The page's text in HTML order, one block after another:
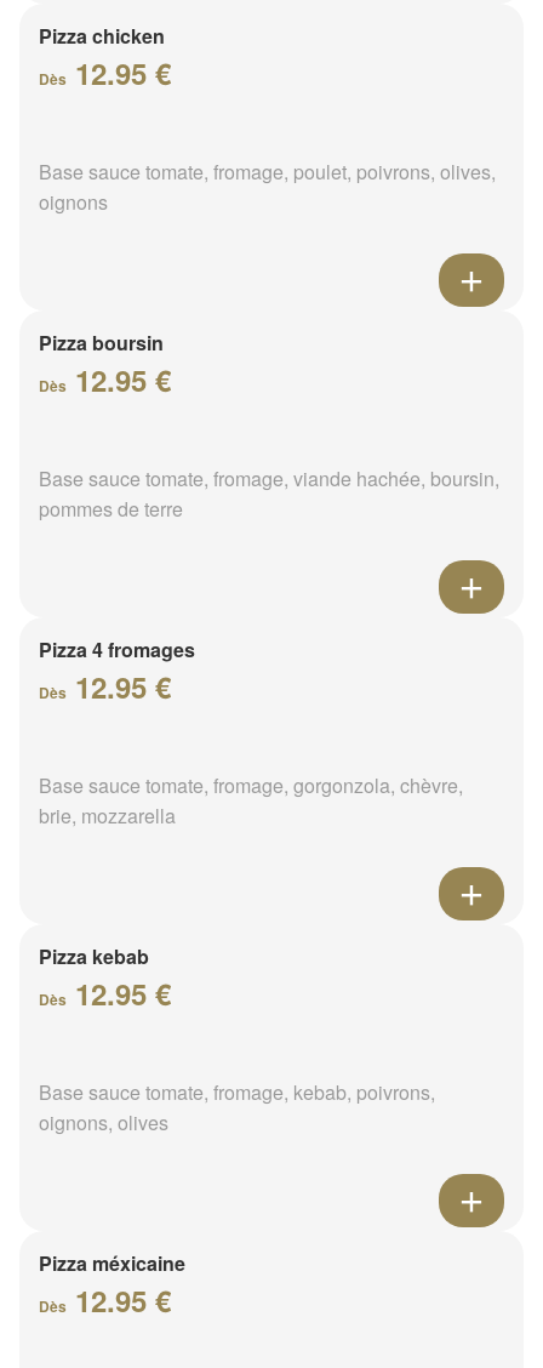
Pizza chicken
Dès 12.95 €
Base sauce tomate, fromage, poulet, poivrons, olives,
oignons
Pizza boursin
Dès 12.95 €
Base sauce tomate, fromage, viande hachée, boursin,
pommes de terre
Pizza 4 fromages
Dès 12.95 €
Base sauce tomate, fromage, gorgonzola, chèvre,
brie, mozzarella
Pizza kebab
Dès 12.95 €
Base sauce tomate, fromage, kebab, poivrons,
oignons, olives
Pizza méxicaine
Dès 12.95 €